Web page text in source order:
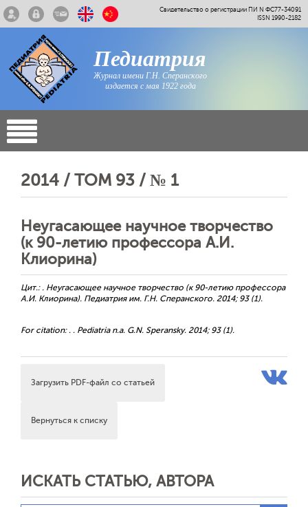
Свидетельство о регистрации ПИ N ФС77-34091
ISSN 1990-2182
Педиатрия
Журнал имени Г.Н. Сперанского
издается с мая 1922 года
2014 / ТОМ 93 / № 1
Неугасающее научное творчество
(к 90-летию профессора А.И.
Клиорина)
Цит.: . Неугасающее научное творчество (к 90-летию профессора
А.И. Клиорина). Педиатрия им. Г.Н. Сперанского. 2014; 93 (1).
For citation: . . Pediatria n.a. G.N. Speransky. 2014; 93 (1).
Загрузить PDF-файл со статьей
Вернуться к списку
ИСКАТЬ СТАТЬЮ, АВТОРА